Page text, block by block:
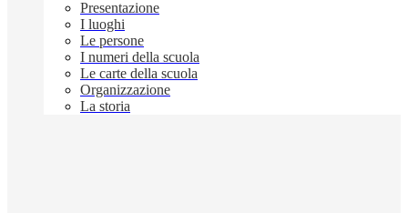
Presentazione
I luoghi
Le persone
I numeri della scuola
Le carte della scuola
Organizzazione
La storia